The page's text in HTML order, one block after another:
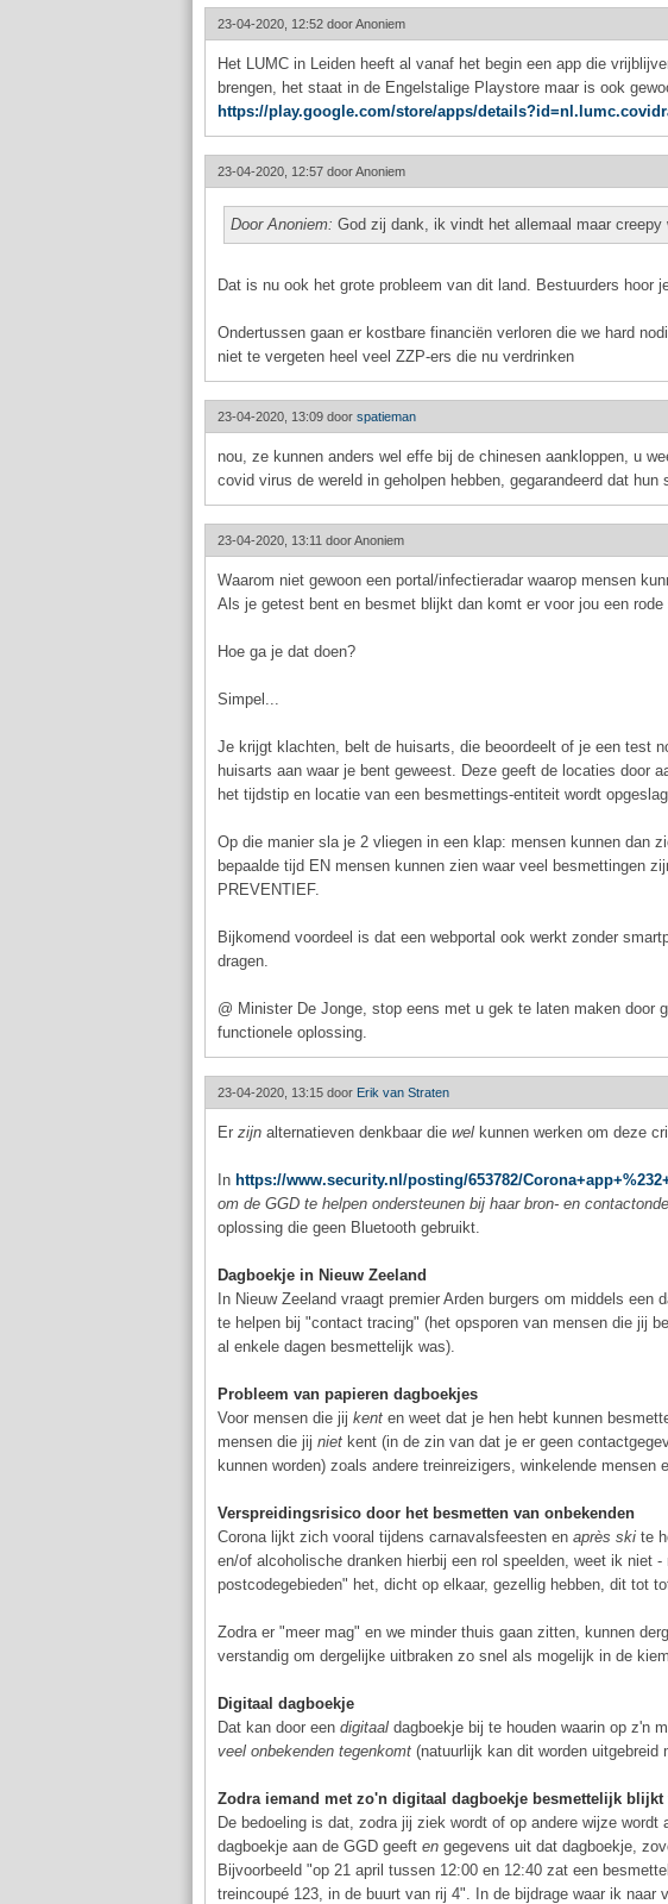
23-04-2020, 12:52 doorAnoniem
Het LUMC in Leiden heeft al vanaf het begin een app die
brengen, het staat in de Engelstalige Playstore maar is ook
https://play.google.com/store/apps/
23-04-2020, 12:57 doorAnoniem
Door Anoniem: God zij dank, ik vindt het allemaal maar creepy
Dat is nu ook het grote probleem van dit land. Bestuurders hoor
Ondertussen gaan er kostbare financiën verloren die we hard
niet te vergeten heel veel ZZP-ers die nu verdrinken
23-04-2020, 13:09 door spatieman
nou, ze kunnen anders wel effe bij de chinesen aankloppen, u
covid virus de wereld in geholpen hebben, gegarandeerd dat
23-04-2020, 13:11 doorAnoniem
Waarom niet gewoon een portal/infectieradar waarop mensen
Als je getest bent en besmet blijkt dan komt er voor jou een
Hoe ga je dat doen?
Simpel...
Je krijgt klachten, belt de huisarts, die beoordeelt of je een test
huisarts aan waar je bent geweest. Deze geeft de locaties door
het tijdstip en locatie van een besmettings-entiteit wordt
Op die manier sla je 2 vliegen in een klap: mensen kunnen dan
bepaalde tijd EN mensen kunnen zien waar veel besmettingen
PREVENTIEF.
Bijkomend voordeel is dat een webportal ook werkt zonder
dragen.
@ Minister De Jonge, stop eens met u gek te laten maken door
functionele oplossing.
23-04-2020, 13:15 door Erik van Straten
Er zijn alternatieven denkbaar die wel kunnen werken om deze
In https://www.security.nl/posting/653782/
om de GGD te helpen ondersteunen bij haar bron- en
oplossing die geen Bluetooth gebruikt.
Dagboekje in Nieuw Zeeland
In Nieuw Zeeland vraagt premier Arden burgers om middels
te helpen bij "contact tracing" (het opsporen van mensen die jij
al enkele dagen besmettelijk was).
Probleem van papieren dagboekjes
Voor mensen die jij kent en weet dat je hen hebt kunnen
mensen die jij niet kent (in de zin van dat je er geen
kunnen worden) zoals andere treinreizigers, winkelende mensen
Verspreidingsrisico door het besmetten van onbekenden
Corona lijkt zich vooral tijdens carnavalsfeesten en après ski te
en/of alcoholische dranken hierbij een rol speelden, weet ik niet
postcodegebieden" het, dicht op elkaar, gezellig hebben, dit tot
Zodra er "meer mag" en we minder thuis gaan zitten, kunnen
verstandig om dergelijke uitbraken zo snel als mogelijk in de
Digitaal dagboekje
Dat kan door een digitaal dagboekje bij te houden waarin op z'n
veel onbekenden tegenkomt (natuurlijk kan dit worden uitgebreid
Zodra iemand met zo'n digitaal dagboekje besmettelijk blijkt
De bedoeling is dat, zodra jij ziek wordt of op andere wijze
dagboekje aan de GGD geeft en gegevens uit dat dagboekje,
Bijvoorbeeld "op 21 april tussen 12:00 en 12:40 zat een
treincoupé 123, in de buurt van rij 4". In de bijdrage waar ik